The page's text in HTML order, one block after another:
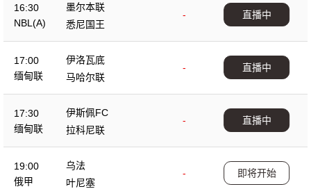
16:30
NBL(A)
墨尔本联
-
悉尼国王
直播中
17:00
缅甸联
伊洛瓦底
-
马哈尔联
直播中
17:30
缅甸联
伊斯佩FC
-
拉科尼联
直播中
19:00
俄甲
乌法
-
叶尼塞
即将开始